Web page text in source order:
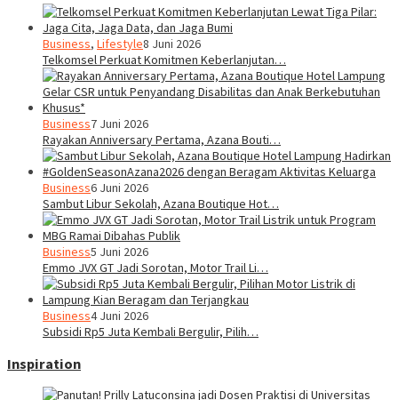
Business, Lifestyle8 Juni 2026
Telkomsel Perkuat Komitmen Keberlanjutan…
Business7 Juni 2026
Rayakan Anniversary Pertama, Azana Bouti…
Business6 Juni 2026
Sambut Libur Sekolah, Azana Boutique Hot…
Business5 Juni 2026
Emmo JVX GT Jadi Sorotan, Motor Trail Li…
Business4 Juni 2026
Subsidi Rp5 Juta Kembali Bergulir, Pilih…
Inspiration